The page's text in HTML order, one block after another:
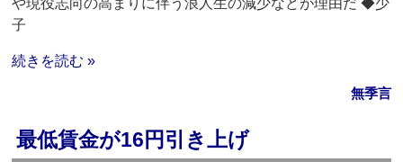
や現役志向の高まりに伴う浪人生の減少などが理由だ ◆少
子
続きを読む »
無季言
最低賃金が16円引き上げ